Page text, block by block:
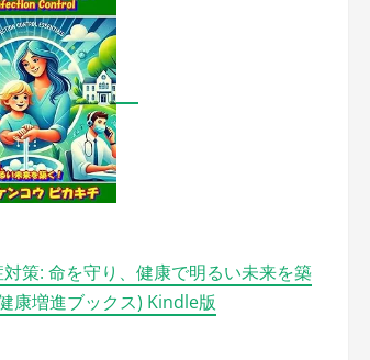
策: 命を守り、健康で明るい未来を築
康増進ブックス) Kindle版